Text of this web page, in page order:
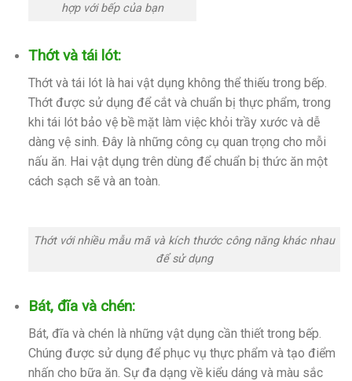
hợp với bếp của bạn
Thớt và tái lót:
Thớt và tái lót là hai vật dụng không thể thiếu trong bếp.
Thớt được sử dụng để cắt và chuẩn bị thực phẩm, trong
khi tái lót bảo vệ bề mặt làm việc khỏi trầy xước và dễ
dàng vệ sinh. Đây là những công cụ quan trọng cho mỗi
nấu ăn. Hai vật dụng trên dùng để chuẩn bị thức ăn một
cách sạch sẽ và an toàn.
Thớt với nhiều mẫu mã và kích thước công năng khác nhau
để sử dụng
Bát, đĩa và chén:
Bát, đĩa và chén là những vật dụng cần thiết trong bếp.
Chúng được sử dụng để phục vụ thực phẩm và tạo điểm
nhấn cho bữa ăn. Sự đa dạng về kiểu dáng và màu sắc